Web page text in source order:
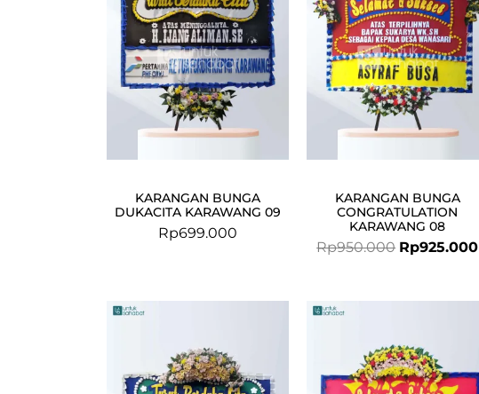
KARANGAN BUNGA
DUKACITA KARAWANG 09
Rp699.000
KARANGAN BUNGA
CONGRATULATION
KARAWANG 08
Rp950.000 Rp925.000
was:
Rp599.000.
Current
Rp575.000.